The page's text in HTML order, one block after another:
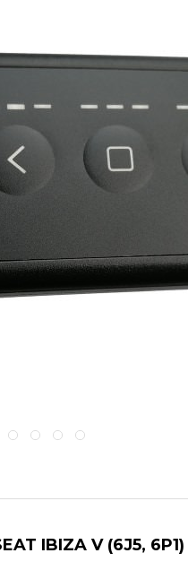
IBIZA V (6J5,